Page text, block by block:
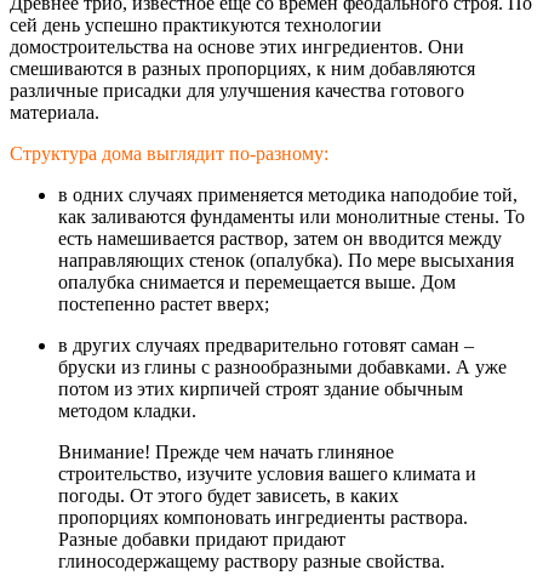
сей день успешно практикуются технологии
домостроительства на основе этих ингредиентов. Они
смешиваются в разных пропорциях, к ним добавляются
различные присадки для улучшения качества готового
материала.
Структура дома выглядит по-разному:
в одних случаях применяется методика наподобие той,
как заливаются фундаменты или монолитные стены. То
есть намешивается раствор, затем он вводится между
направляющих стенок (опалубка). По мере высыхания
опалубка снимается и перемещается выше. Дом
постепенно растет вверх;
в других случаях предварительно готовят саман –
бруски из глины с разнообразными добавками. А уже
потом из этих кирпичей строят здание обычным
методом кладки.
Внимание! Прежде чем начать глиняное
строительство, изучите условия вашего климата и
погоды. От этого будет зависеть, в каких
пропорциях компоновать ингредиенты раствора.
Разные добавки придают придают
глиносодержащему раствору разные свойства.